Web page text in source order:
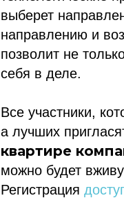
выберет
направлению и
позволит не
себя в деле.
Все участники,
а лучших
квартире
можно будет
Регистрация